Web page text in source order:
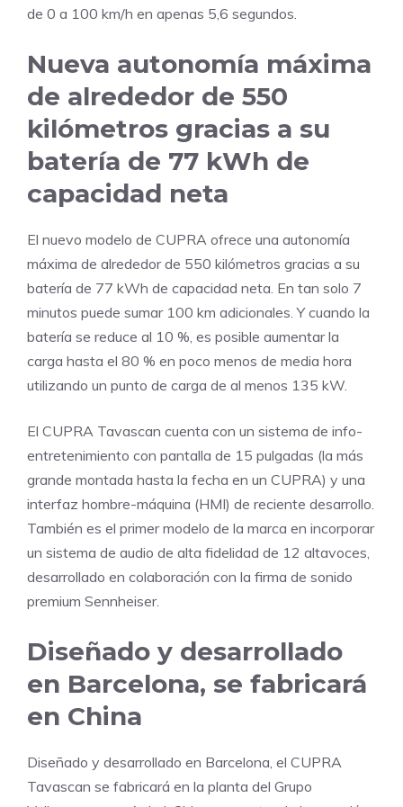
de 0 a 100 km/h en apenas 5,6 segundos.
Nueva autonomía máxima
de alrededor de 550
kilómetros gracias a su
batería de 77 kWh de
capacidad neta
El nuevo modelo de CUPRA ofrece una autonomía
máxima de alrededor de 550 kilómetros gracias a su
batería de 77 kWh de capacidad neta. En tan solo 7
minutos puede sumar 100 km adicionales. Y cuando la
batería se reduce al 10 %, es posible aumentar la
carga hasta el 80 % en poco menos de media hora
utilizando un punto de carga de al menos 135 kW.
El CUPRA Tavascan cuenta con un sistema de info-
entretenimiento con pantalla de 15 pulgadas (la más
grande montada hasta la fecha en un CUPRA) y una
interfaz hombre-máquina (HMI) de reciente desarrollo.
También es el primer modelo de la marca en incorporar
un sistema de audio de alta fidelidad de 12 altavoces,
desarrollado en colaboración con la firma de sonido
premium Sennheiser.
Diseñado y desarrollado
en Barcelona, se fabricará
en China
Diseñado y desarrollado en Barcelona, el CUPRA
Tavascan se fabricará en la planta del Grupo